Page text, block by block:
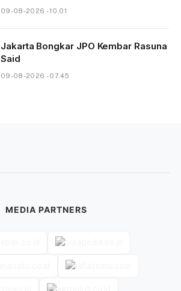
09-08-2026 - 10.01
Jakarta Bongkar JPO Kembar Rasuna
Said
09-08-2026 - 07.45
MEDIA PARTNERS